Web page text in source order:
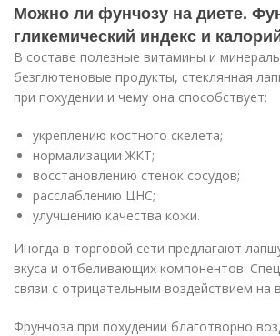
Можно ли фунчозу на диете.
гликемический индекс и
В составе полезные витамины и
безглютеновые продукты, стеклянная
при похудении и чему она способствует:
укреплению костного скелета;
нормализации ЖКТ;
восстановлению стенок сосудов;
расслаблению ЦНС;
улучшению качества кожи.
Иногда в торговой сети предлагают
вкуса и отбеливающих компонентов.
связи с отрицательным воздействием на
Фрунчоза при похудении благотворно